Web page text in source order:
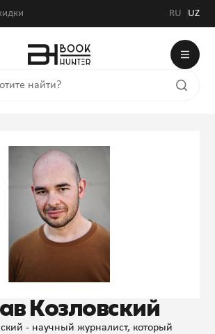
RU UZ
Козловский
- научный журналист, который